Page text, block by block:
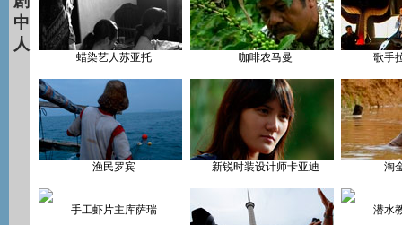
中
人
蜡染艺人苏亚托 咖啡农马曼 歌手
渔民罗宾 新锐时装设计师卡亚迪 淘
手工虾片主库萨瑞 潜水